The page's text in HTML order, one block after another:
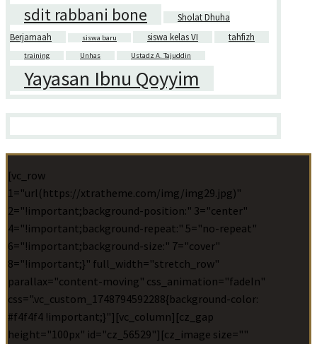
sdit rabbani bone
Sholat Dhuha
Berjamaah
siswa baru siswa kelas VI tahfizh
training Unhas Ustadz A. Tajuddin
Yayasan Ibnu Qoyyim
[vc_row
1="url(https://xtratheme.com/img/img29.jpg)"
2="!important;background-position:" 3="center"
4="!important;background-repeat:" 5="no-repeat"
6="!important;background-size:" 7="cover"
8="!important;}" full_width="stretch_row"
parallax="content-moving" css_animation="fadeIn"
css=".vc_custom_1748794592288{background-color:
#f4f4f4 !important;}"][vc_column][cz_gap
height="100px" id="cz_56529"][cz_image size=""